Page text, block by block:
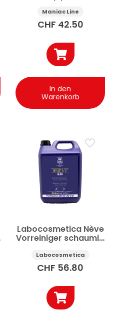
Aussenreinigung Auto
5 l
Maniac Line
CHF 42.50
In den
Warenkorb
Labocosmetica Nève
Vorreiniger schaumig
neutral 4.5 l
Labocosmetica
CHF 56.80